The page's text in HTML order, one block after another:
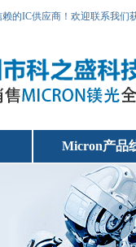
的IC供应商！欢迎联系我们
Micron产品